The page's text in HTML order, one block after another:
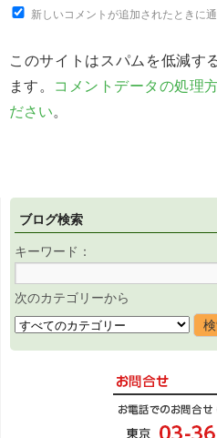
新しいコメントが追加されたときに通
このサイトはスパムを低減す
ます。 コメントデータの処理
ださい。
ブログ検索
キーワード：
次のカテゴリーから